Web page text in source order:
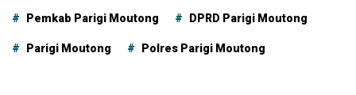
Pemkab Parigi Moutong DPRD Parigi Moutong
Parigi Moutong Polres Parigi Moutong